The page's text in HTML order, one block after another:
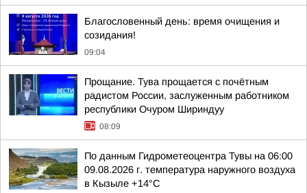
Благословенный день: время очищения и
созидания!
09:04
Прощание. Тува прощается с почётным
радистом России, заслуженным работником
республики Очуром Шириндуу
08:09
По данным Гидрометеоцентра Тувы на 06:00
09.08.2026 г. температура наружного воздуха
в Кызыле +14°С